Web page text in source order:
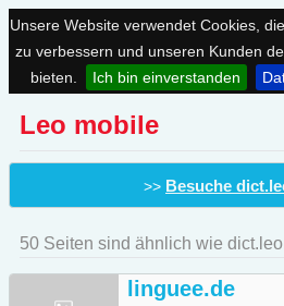
Unsere Website verwendet Cookies,
zu verbessern und unseren Kunden
bieten.
Ich bin einverstanden
Leo mobile
>> Besuche
50 Seiten sind ähnlich wie
linguee.de